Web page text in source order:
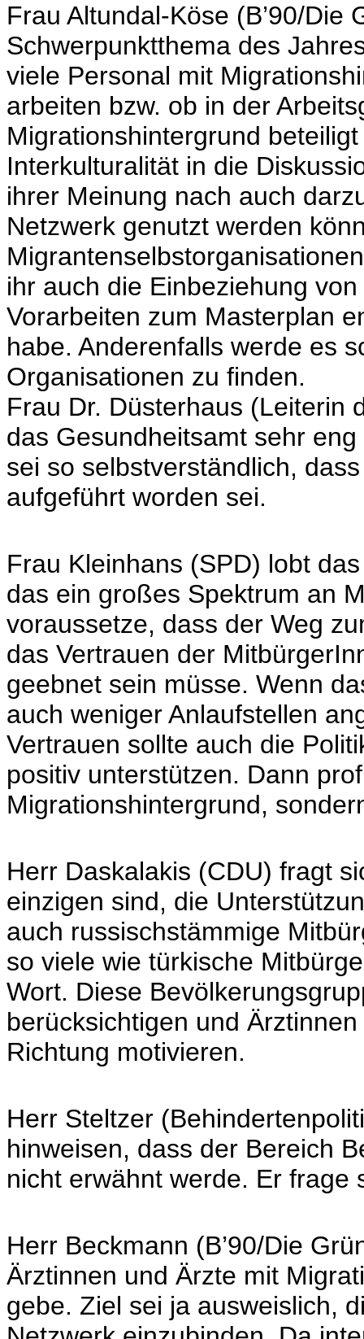
Frau Altundal-Köse (B’90/Die
Schwerpunktthema des
viele Personal mit
arbeiten bzw. ob in der
Migrationshintergrund
Interkulturalität in die
ihrer Meinung nach auch
Netzwerk genutzt werden
ihr auch die Einbeziehung
Vorarbeiten zum Masterplan
habe. Anderenfalls werde es
Organisationen zu finden.
Frau Dr. Düsterhaus (Leiterin
das Gesundheitsamt sehr
sei so selbstverständlich,
aufgeführt worden sei.
Frau Kleinhans (SPD) lobt
das ein großes Spektrum an
voraussetze, dass der Weg
das Vertrauen der
geebnet sein müsse. Wenn
auch weniger Anlaufstellen
Vertrauen sollte auch die
positiv unterstützen. Dann
Migrationshintergrund,
Herr Daskalakis (CDU) fragt
einzigen sind, die
auch russischstämmige
so viele wie türkische
Wort. Diese
berücksichtigen und
Richtung motivieren.
Herr Steltzer
hinweisen, dass der Bereich
nicht erwähnt werde. Er frage
Herr Beckmann (B’90/Die
Ärztinnen und Ärzte mit
gebe. Ziel sei ja ausweislich,